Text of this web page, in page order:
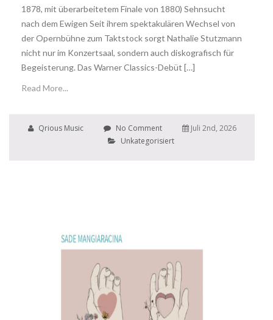
1878, mit überarbeitetem Finale von 1880) Sehnsucht
nach dem Ewigen Seit ihrem spektakulären Wechsel von
der Opernbühne zum Taktstock sorgt Nathalie Stutzmann
nicht nur im Konzertsaal, sondern auch diskografisch für
Begeisterung. Das Warner Classics-Debüt […]
Read More...
Qrious Music No Comment
Juli 2nd, 2026
Unkategorisiert